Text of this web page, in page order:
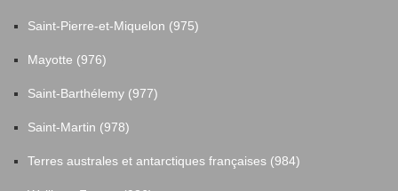
Saint-Pierre-et-Miquelon (975)
Mayotte (976)
Saint-Barthélemy (977)
Saint-Martin (978)
Terres australes et antarctiques françaises (984)